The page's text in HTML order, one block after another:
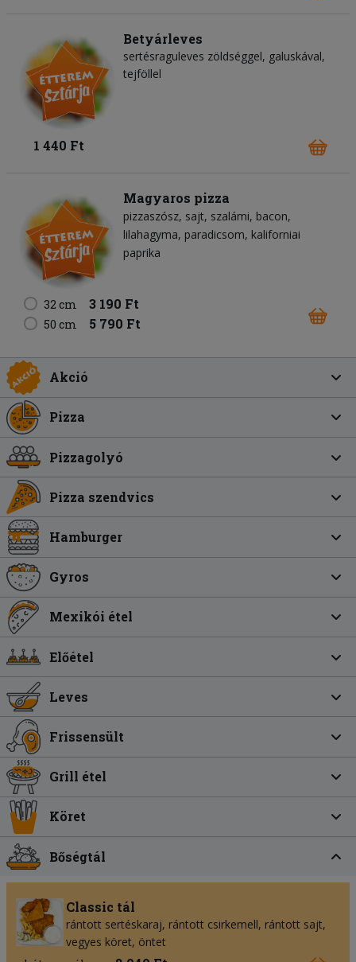
Betyárleves
sertésraguleves zöldséggel, galuskával,
tejföllel
1 440 Ft
Magyaros pizza
pizzaszósz sajt szalámi bacon
lilahagyma paradicsom kaliforniai
paprika
32 cm 3 190 Ft
50 cm 5 790 Ft
Akció
Pizza
Pizzagolyó
Pizza szendvics
Hamburger
Gyros
Mexikói étel
Előétel
Leves
Frissensült
Grill étel
Köret
Bőségtál
Classic tál
rántott sertéskaraj, rántott csirkemell, rántott sajt,
vegyes köret, öntet